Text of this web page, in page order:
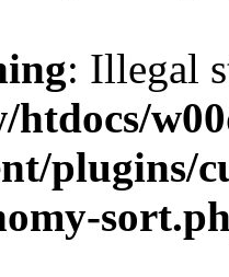
: Illegal
htdocs/
plugins/